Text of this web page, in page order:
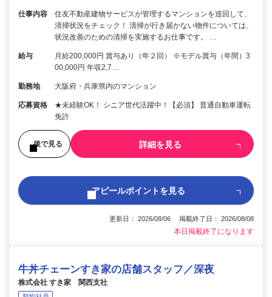
仕事内容
住友不動産建物サービスが管理するマンションを巡回して、
清掃状況をチェック！ 清掃が行き届かない物件については、
状況改善のための清掃を実施するお仕事です。 …
給与
月給200,000円 賞与あり（年２回） ※モデル賞与（年間）3
00,000円 年収2,7…
勤務地 大阪府・兵庫県内のマンション
応募資格
★未経験OK！ シニア世代活躍中！【必須】 普通自動車運転
免許
後で見る 詳細を見る
アピールポイントを見る
更新日： 2026/08/06 掲載終了日： 2026/08/08
本日掲載終了になります
牛丼チェーンすき家の店舗スタッフ／深夜
株式会社 すき家 関西支社